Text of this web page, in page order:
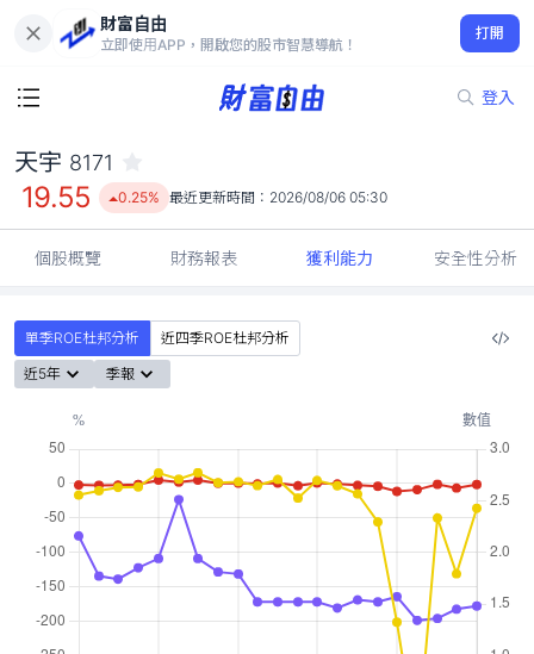
財富自由
立即使用APP，開啟您的股市智慧導航！
打開
登入
19.55
0.25%
天宇 8171
19.55 0.25% 最近更新時間： 2026/08/06 05:30
個股概覽 財務報表 獲利能力 安全性分析
單季ROE杜邦分析
近四季ROE杜邦分析
近5年
季報